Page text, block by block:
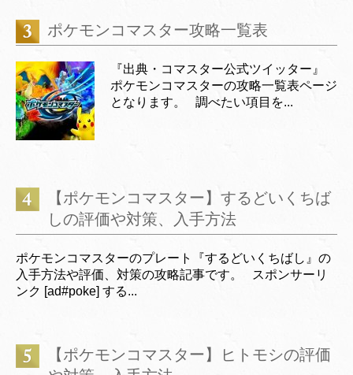
ポケモンコマスター攻略一覧表
『出典・コマスター公式ツイッター』
ポケモンコマスターの攻略一覧表ページ
となります。 調べたい項目を...
【ポケモンコマスター】するどいくちば
しの評価や対策、入手方法
ポケモンコマスターのプレート『するどいくちばし』の
入手方法や評価、対策の攻略記事です。 スポンサーリ
ンク [ad#poke] する...
【ポケモンコマスター】ヒトモシの評価